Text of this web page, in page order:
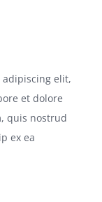
elit,
et dolore
quis nostrud
ex ea